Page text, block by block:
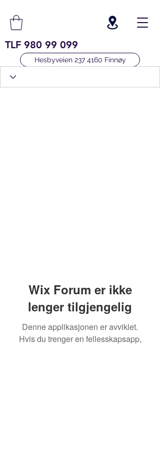
TLF 980 99 099
Hesbyveien 237 4160 Finnøy
Wix Forum er ikke
lenger tilgjengelig
Denne applikasjonen er avviklet.
Hvis du trenger en fellesskapsapp,